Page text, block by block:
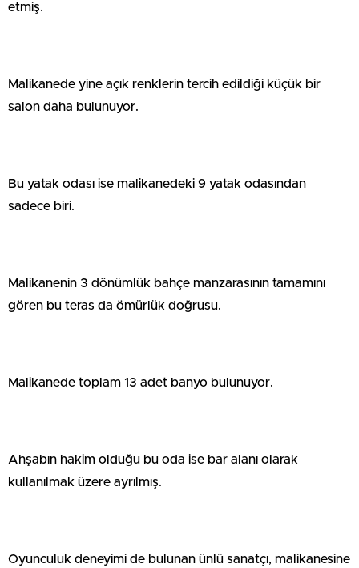
etmiş.
Malikanede yine açık renklerin tercih edildiği küçük bir
salon daha bulunuyor.
Bu yatak odası ise malikanedeki 9 yatak odasından
sadece biri.
Malikanenin 3 dönümlük bahçe manzarasının tamamını
gören bu teras da ömürlük doğrusu.
Malikanede toplam 13 adet banyo bulunuyor.
Ahşabın hakim olduğu bu oda ise bar alanı olarak
kullanılmak üzere ayrılmış.
Oyunculuk deneyimi de bulunan ünlü sanatçı, malikanesine